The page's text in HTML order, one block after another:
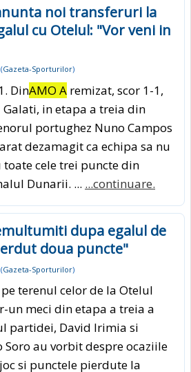
noi transferuri la
cu Otelul: "Vor veni in
Gazeta-Sporturilor)
DinAMO A remizat, scor 1-1,
in etapa a treia din
portughez Nuno Campos
dezamagit ca echipa sa nu
toate cele trei puncte din
Dunarii. ... ...continuare.
dupa egalul de
doua puncte"
Gazeta-Sporturilor)
terenul celor de la Otelul
un meci din etapa a treia a
partidei, David Irimia si
au vorbit despre ocaziile
si punctele pierdute la